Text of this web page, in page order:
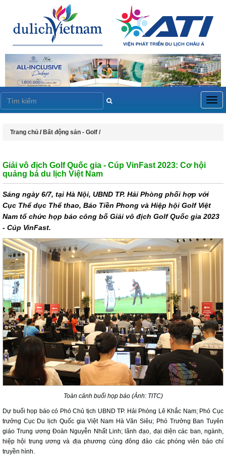
Trang chủ / Bất động sản - Golf /
Giải vô địch Golf Quốc gia - Cúp VinFast 2023: Cơ hội
quảng bá du lịch Việt Nam
Sáng ngày 6/7, tại Hà Nội, UBND TP. Hải Phòng phối hợp với
Cục Thể dục Thể thao, Báo Tiền Phong và Hiệp hội Golf Việt
Nam tổ chức họp báo công bố Giải vô địch Golf Quốc gia 2023
- Cúp VinFast.
Toàn cảnh buổi họp báo (Ảnh: TITC)
Dự buổi họp báo có Phó Chủ tịch UBND TP. Hải Phòng Lê Khắc Nam; Phó Cục
trưởng Cục Du lịch Quốc gia Việt Nam Hà Văn Siêu; Phó Trưởng Ban Tuyên
giáo Trung ương Đoàn Nguyễn Nhất Linh; lãnh đạo, đại diện các ban, ngành,
hiệp hội trung ương và địa phương cùng đông đảo các phóng viên báo chí
truyền hình.